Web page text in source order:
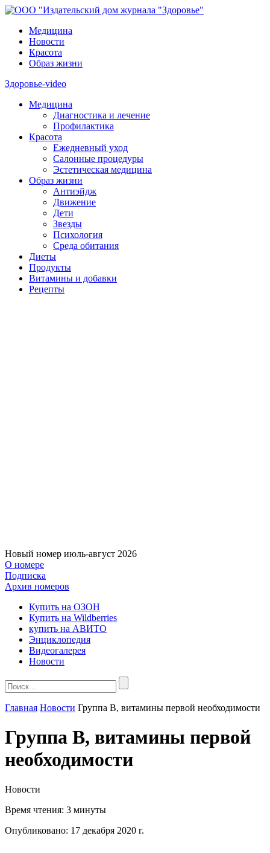
Медицина
Новости
Красота
Образ жизни
Здоровье-video
Медицина
Диагностика и лечение
Профилактика
Красота
Ежедневный уход
Салонные процедуры
Эстетическая медицина
Образ жизни
Антиэйдж
Движение
Дети
Звезды
Психология
Среда обитания
Диеты
Продукты
Витамины и добавки
Рецепты
Новый номер июль-август 2026
О номере
Подписка
Архив номеров
Купить на ОЗОН
Купить на Wildberries
купить на АВИТО
Энциклопедия
Видеогалерея
Новости
Главная Новости Группа B, витамины первой необходимости
Группа B, витамины первой
необходимости
Новости
Время чтения: 3 минуты
Опубликовано: 17 декабря 2020 г.